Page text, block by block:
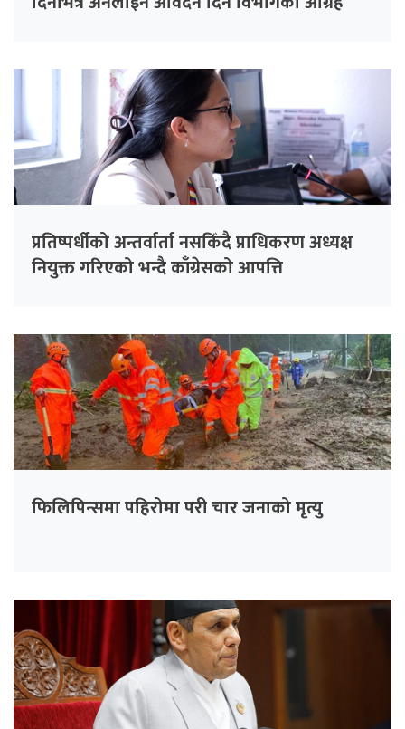
प्रतिष्पर्धीको अन्तर्वार्ता नसकिँदै प्राधिकरण अध्यक्ष
नियुक्त गरिएको भन्दै काँग्रेसको आपत्ति
फिलिपिन्समा पहिरोमा परी चार जनाको मृत्यु